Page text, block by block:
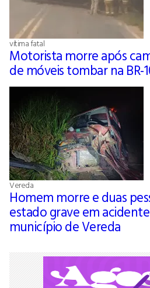
vítima fatal
Motorista morre após
de móveis tombar na BR-
Vereda
Homem morre e duas
estado grave em acidente
município de Vereda